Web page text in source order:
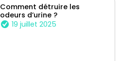
Comment détruire les
odeurs d’urine ?
19 juillet 2025